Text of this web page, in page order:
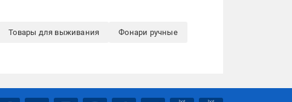
Товары для выживания Фонари ручные